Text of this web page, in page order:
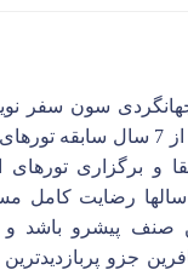
سون سفر
برند مسترجت و بیش از 7 سال
و برگزاری تورهای
رضایت کامل
صنف پیشرو باشد و
جزو پربازدیدترین